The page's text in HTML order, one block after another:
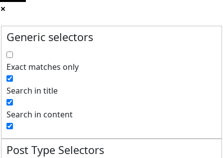
Generic selectors
Exact matches only
Search in title
Search in content
Post Type Selectors